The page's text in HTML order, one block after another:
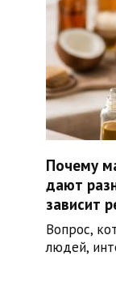
Почему
дают
зависит
Вопрос,
людей,